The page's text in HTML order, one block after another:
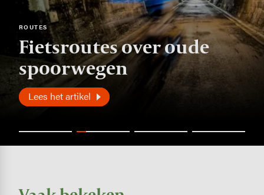
ROUTES
Fietsroutes over oude
spoorwegen
Lees het artikel